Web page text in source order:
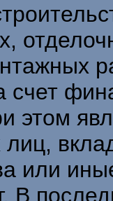
счет
этом
лиц,
или
В